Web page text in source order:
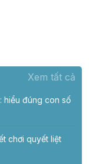
Xem tất cả
hiểu đúng con số
chơi quyết liệt